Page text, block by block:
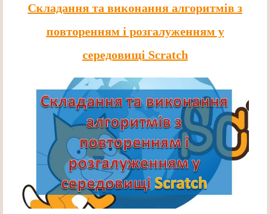
Складання та виконання алгоритмів з
повторенням і розгалуженням у
середовищі Scratch